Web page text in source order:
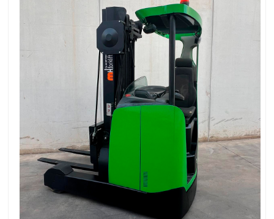
3460
desplazamiento
(km/h)
14
Velocidad de
elevación m/s